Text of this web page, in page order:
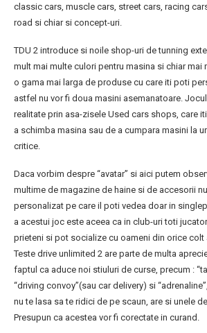
classic cars, muscle cars, street cars, racing
road si chiar si concept-uri.
TDU 2 introduce si noile shop-uri de tunning
mult mai multe culori pentru masina si chiar mai
o gama mai larga de produse cu care iti poti
astfel nu vor fi doua masini asemanatoare.
realitate prin asa-zisele Used cars shops, care
a schimba masina sau de a cumpara masini la
critice.
Daca vorbim despre “avatar” si aici putem
multime de magazine de haine si de accesorii
personalizat pe care il poti vedea doar in
a acestui joc este aceea ca in club-uri toti
prieteni si pot socialize cu oameni din orice colt
Teste drive unlimited 2 are parte de multa
faptul ca aduce noi stiuluri de curse, precum :
“driving convoy”(sau car delivery) si
nu te lasa sa te ridici de pe scaun, are si unele
Presupun ca acestea vor fi corectate in curand.